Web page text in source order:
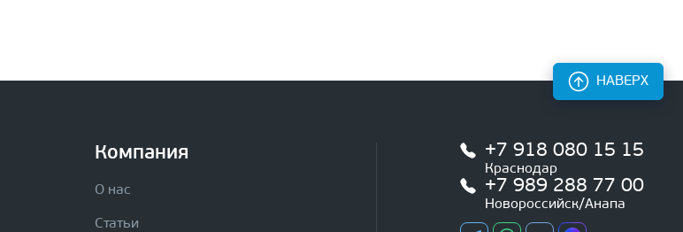
Компания
О нас
Статьи
+7 918 080 15 15
Краснодар
+7 989 288 77 00
Новороссийск/Анапа
НАВЕРХ